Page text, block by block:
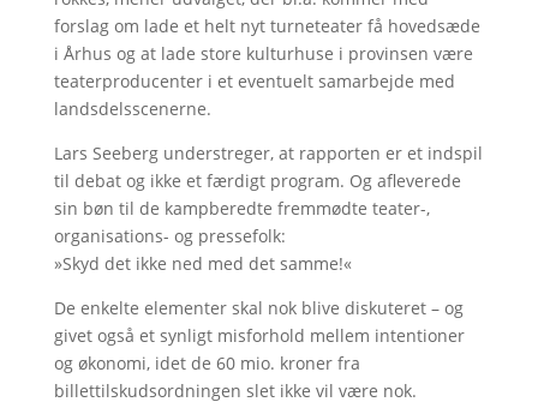
forslag om lade et helt nyt turneteater få hovedsæde
i Århus og at lade store kulturhuse i provinsen være
teaterproducenter i et eventuelt samarbejde med
landsdelsscenerne.
Lars Seeberg understreger, at rapporten er et indspil
til debat og ikke et færdigt program. Og afleverede
sin bøn til de kampberedte fremmødte teater-,
organisations- og pressefolk:
»Skyd det ikke ned med det samme!«
De enkelte elementer skal nok blive diskuteret – og
givet også et synligt misforhold mellem intentioner
og økonomi, idet de 60 mio. kroner fra
billettilskudsordningen slet ikke vil være nok.